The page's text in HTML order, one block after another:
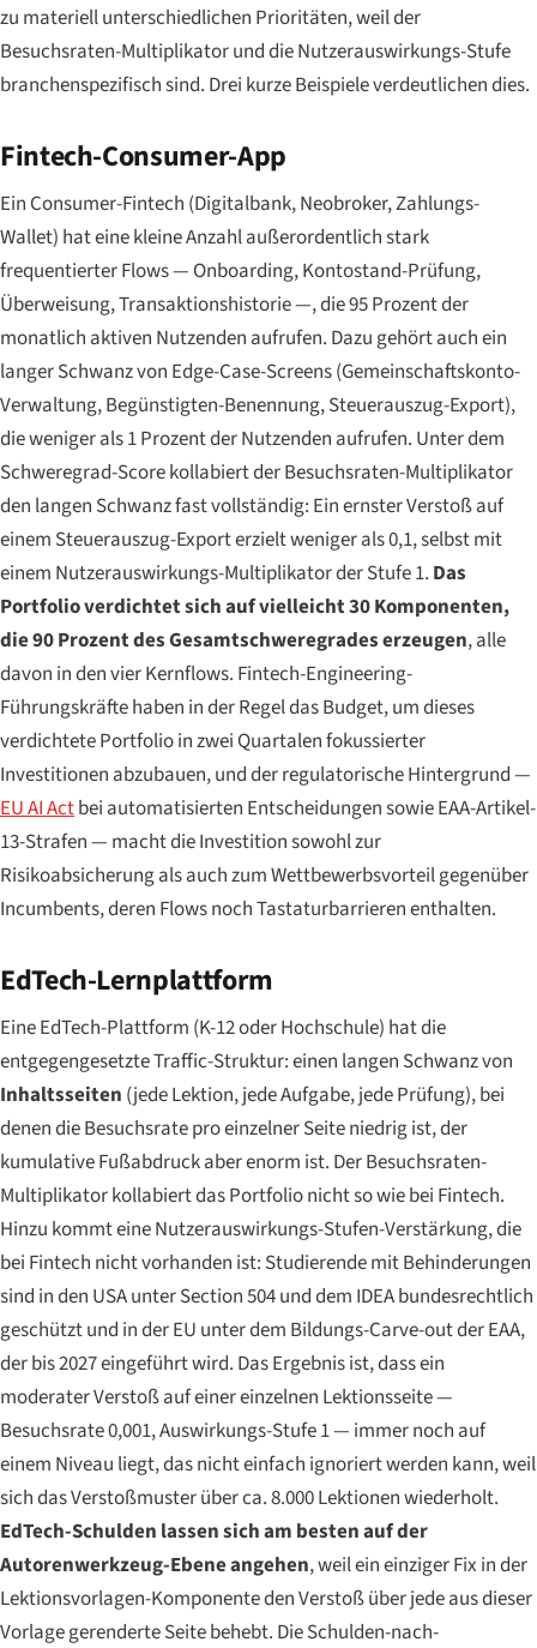
zu materiell unterschiedlichen Prioritäten, weil der
Besuchsraten-Multiplikator und die Nutzerauswirkungs-Stufe
branchenspezifisch sind. Drei kurze Beispiele verdeutlichen dies.
Fintech-Consumer-App
Ein Consumer-Fintech (Digitalbank, Neobroker, Zahlungs-
Wallet) hat eine kleine Anzahl außerordentlich stark
frequentierter Flows — Onboarding, Kontostand-Prüfung,
Überweisung, Transaktionshistorie —, die 95 Prozent der
monatlich aktiven Nutzenden aufrufen. Dazu gehört auch ein
langer Schwanz von Edge-Case-Screens (Gemeinschaftskonto-
Verwaltung, Begünstigten-Benennung, Steuerauszug-Export),
die weniger als 1 Prozent der Nutzenden aufrufen. Unter dem
Schweregrad-Score kollabiert der Besuchsraten-Multiplikator
den langen Schwanz fast vollständig: Ein ernster Verstoß auf
einem Steuerauszug-Export erzielt weniger als 0,1, selbst mit
einem Nutzerauswirkungs-Multiplikator der Stufe 1. Das
Portfolio verdichtet sich auf vielleicht 30 Komponenten,
die 90 Prozent des Gesamtschweregrades erzeugen, alle
davon in den vier Kernflows. Fintech-Engineering-
Führungskräfte haben in der Regel das Budget, um dieses
verdichtete Portfolio in zwei Quartalen fokussierter
Investitionen abzubauen, und der regulatorische Hintergrund —
EU AI Actbei automatisierten Entscheidungen sowie EAA-Artikel-
13-Strafen — macht die Investition sowohl zur
Risikoabsicherung als auch zum Wettbewerbsvorteil gegenüber
Incumbents, deren Flows noch Tastaturbarrieren enthalten.
EdTech-Lernplattform
Eine EdTech-Plattform (K-12 oder Hochschule) hat die
entgegengesetzte Traffic-Struktur: einen langen Schwanz von
Inhaltsseiten (jede Lektion, jede Aufgabe, jede Prüfung), bei
denen die Besuchsrate pro einzelner Seite niedrig ist, der
kumulative Fußabdruck aber enorm ist. Der Besuchsraten-
Multiplikator kollabiert das Portfolio nicht so wie bei Fintech.
Hinzu kommt eine Nutzerauswirkungs-Stufen-Verstärkung, die
bei Fintech nicht vorhanden ist: Studierende mit Behinderungen
sind in den USA unter Section 504 und dem IDEA bundesrechtlich
geschützt und in der EU unter dem Bildungs-Carve-out der EAA,
der bis 2027 eingeführt wird. Das Ergebnis ist, dass ein
moderater Verstoß auf einer einzelnen Lektionsseite —
Besuchsrate 0,001, Auswirkungs-Stufe 1 — immer noch auf
einem Niveau liegt, das nicht einfach ignoriert werden kann, weil
sich das Verstoßmuster über ca. 8.000 Lektionen wiederholt.
EdTech-Schulden lassen sich am besten auf der
Autorenwerkzeug-Ebene angehen, weil ein einziger Fix in der
Lektionsvorlagen-Komponente den Verstoß über jede aus dieser
Vorlage gerenderte Seite behebt. Die Schulden-nach-